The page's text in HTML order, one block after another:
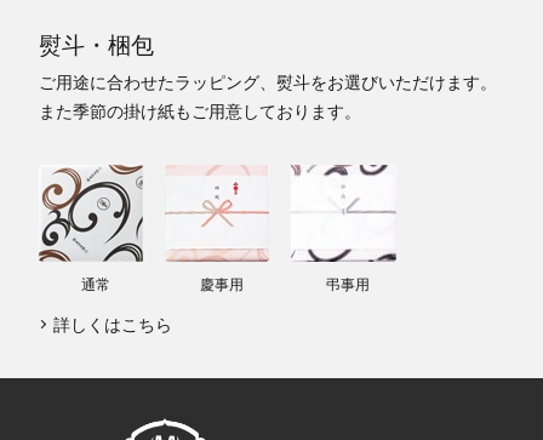
熨斗・梱包
ご用途に合わせたラッピング、熨斗をお選びいただけます。
また季節の掛け紙もご用意しております。
通常 慶事用 弔事用
詳しくはこちら